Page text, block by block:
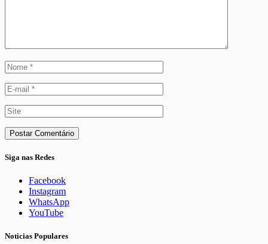
Siga nas Redes
Facebook
Instagram
WhatsApp
YouTube
Noticias Populares